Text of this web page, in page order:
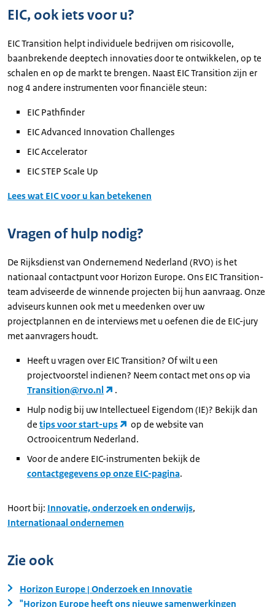
EIC, ook iets voor u?
EIC Transition helpt individuele bedrijven om risicovolle,
baanbrekende deeptech innovaties door te ontwikkelen, op te
schalen en op de markt te brengen. Naast EIC Transition zijn er
nog 4 andere instrumenten voor financiële steun:
EIC Pathfinder
EIC Advanced Innovation Challenges
EIC Accelerator
EIC STEP Scale Up
Lees wat EIC voor u kan betekenen
Vragen of hulp nodig?
De Rijksdienst van Ondernemend Nederland (RVO) is het
nationaal contactpunt voor Horizon Europe. Ons EIC Transition-
team adviseerde de winnende projecten bij hun aanvraag. Onze
adviseurs kunnen ook met u meedenken over uw
projectplannen en de interviews met u oefenen die de EIC-jury
met aanvragers houdt.
Heeft u vragen over EIC Transition? Of wilt u een
projectvoorstel indienen? Neem contact met ons op via
Transition@rvo.nl
.
Hulp nodig bij uw Intellectueel Eigendom (IE)? Bekijk dan
de tips voor start-ups
op de website van
Octrooicentrum Nederland.
Voor de andere EIC-instrumenten bekijk de
contactgegevens op onze EIC-pagina.
Hoort bij: Innovatie, onderzoek en onderwijs,
Internationaal ondernemen
Zie ook
Horizon Europe | Onderzoek en Innovatie
"Horizon Europe heeft ons nieuwe samenwerkingen